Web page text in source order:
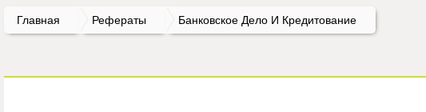
Главная Рефераты Банковское Дело И Кредитование